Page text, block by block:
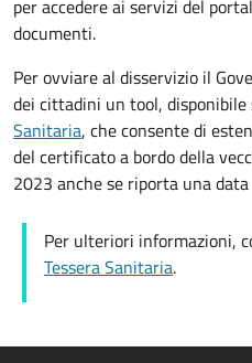
per accedere ai servizi del
documenti.
Per ovviare al disservizio il
dei cittadini un tool, disponibile
Sanitaria, che consente di
del certificato a bordo della
2023 anche se riporta una
Per ulteriori informazioni,
Tessera Sanitaria.